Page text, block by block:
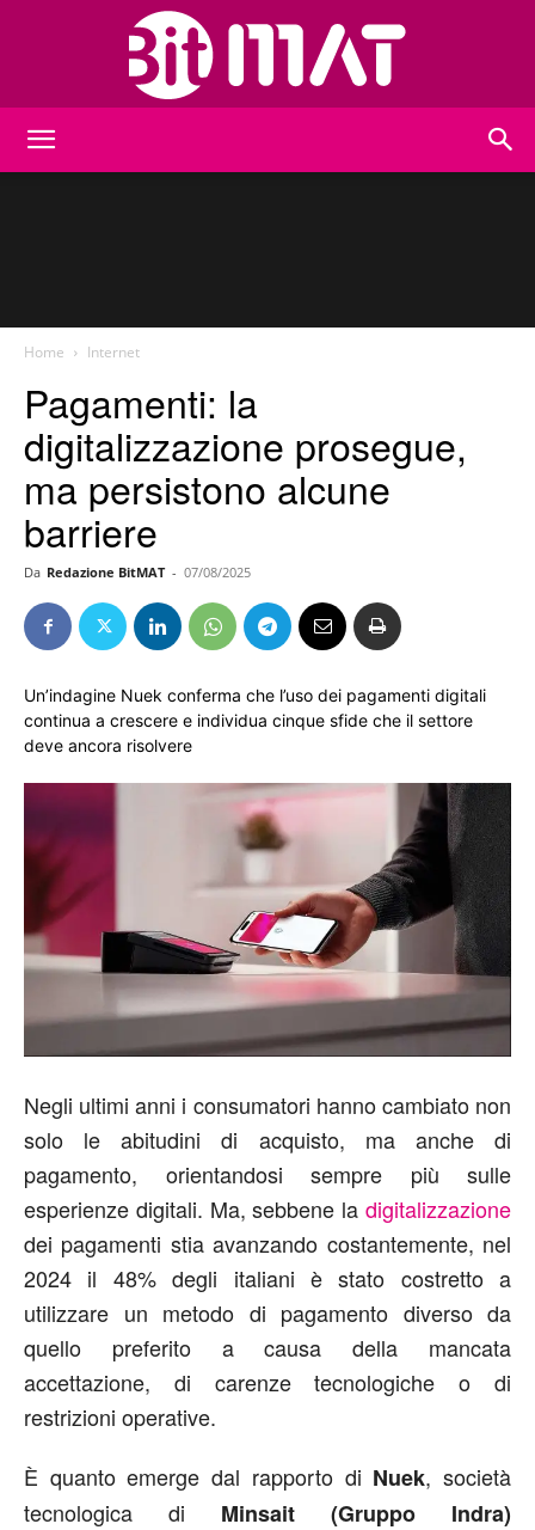
Home Internet
Pagamenti: la
digitalizzazione prosegue,
ma persistono alcune
barriere
Da Redazione BitMAT - 07/08/2025
Un’indagine Nuek conferma che l’uso dei pagamenti digitali
continua a crescere e individua cinque sfide che il settore
deve ancora risolvere
Negli ultimi anni i consumatori hanno cambiato non
solo le abitudini di acquisto, ma anche di
pagamento, orientandosi sempre più sulle
esperienze digitali. Ma, sebbene la digitalizzazione
dei pagamenti stia avanzando costantemente, nel
2024 il 48% degli italiani è stato costretto a
utilizzare un metodo di pagamento diverso da
quello preferito a causa della mancata
accettazione, di carenze tecnologiche o di
restrizioni operative.
È quanto emerge dal rapporto di Nuek, società
tecnologica di Minsait (Gruppo Indra)